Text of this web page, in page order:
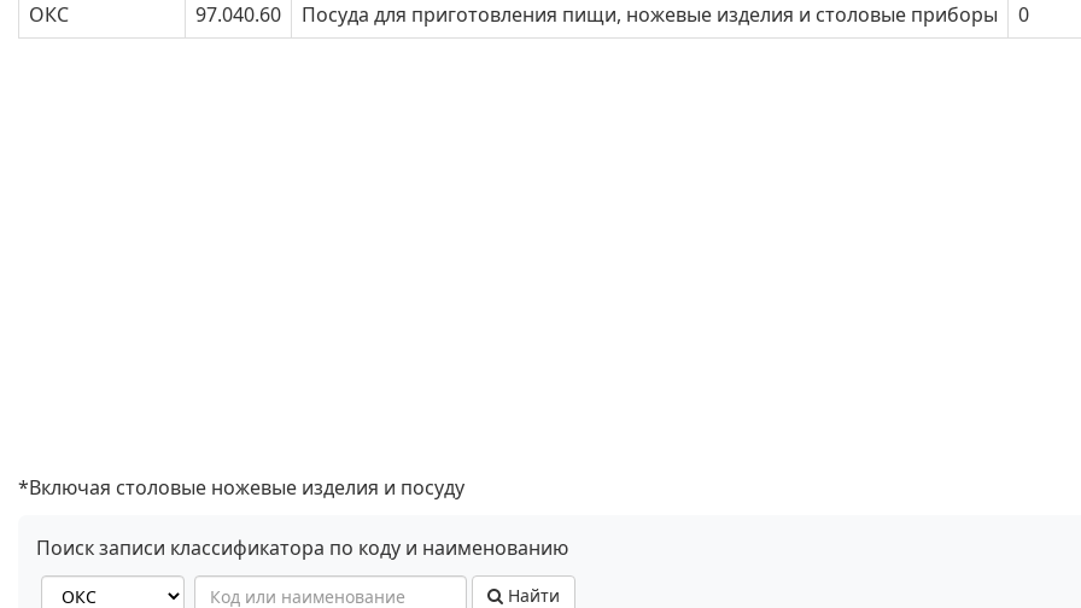
ОКС
97.040.60 Посуда для приготовления пищи, ножевые изделия и столовые приборы 0
*Включая столовые ножевые изделия и посуду
Поиск записи классификатора по коду и наименованию
Найти